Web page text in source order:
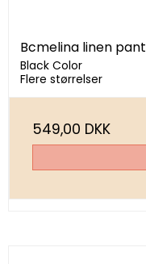
Bcmelina linen pant
Black Color
Flere størrelser
549,00 DKK